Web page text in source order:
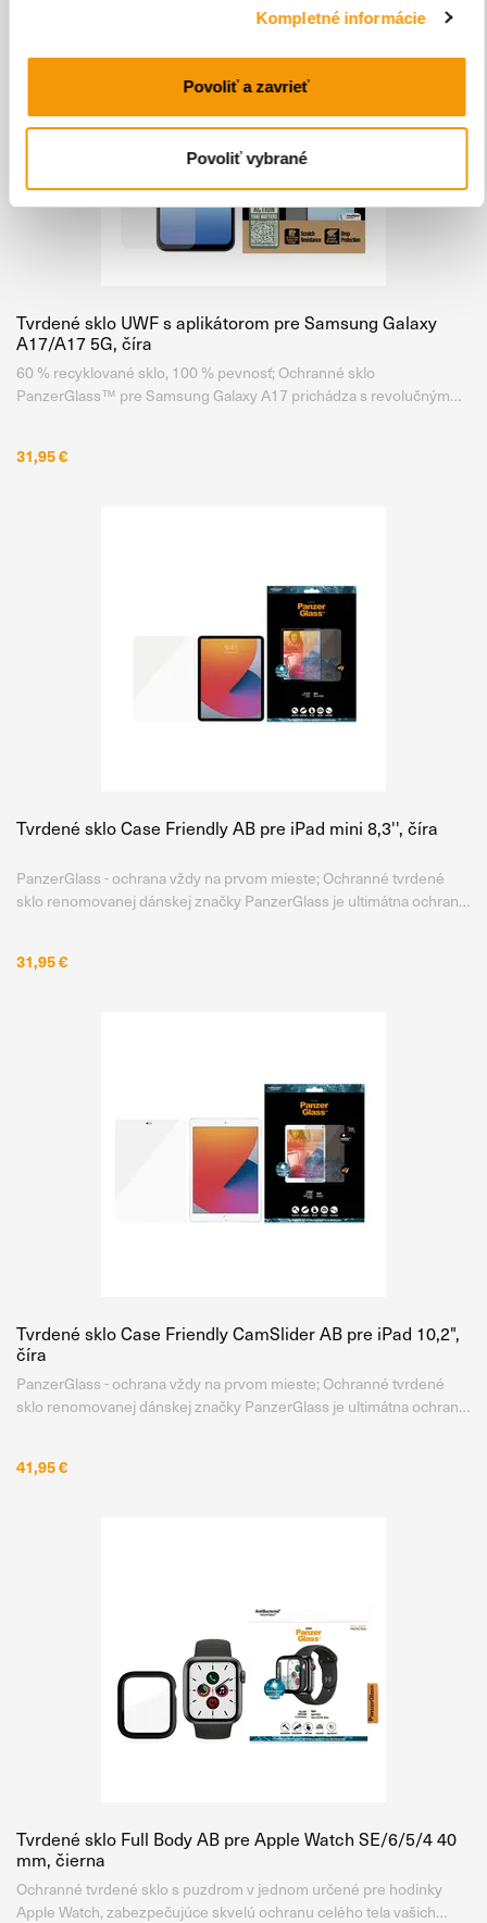
Kompletné informácie
Povoliť a zavrieť
Povoliť vybrané
Tvrdené sklo UWF s aplikátorom pre Samsung Galaxy
A17/A17 5G, číra
60 % recyklované sklo, 100 % pevnosť; Ochranné sklo
PanzerGlass™ pre Samsung Galaxy A17 prichádza s revolučným
zachováva
31,95 €
Tvrdené sklo Case Friendly AB pre iPad mini 8,3'', číra
PanzerGlass - ochrana vždy na prvom mieste; Ochranné tvrdené
sklo renomovanej dánskej značky PanzerGlass je ultimátna ochrana
31,95 €
Tvrdené sklo Case Friendly CamSlider AB pre iPad 10,2",
číra
PanzerGlass - ochrana vždy na prvom mieste; Ochranné tvrdené
sklo renomovanej dánskej značky PanzerGlass je ultimátna ochrana
41,95 €
Tvrdené sklo Full Body AB pre Apple Watch SE/6/5/4 40
mm, čierna
Ochranné tvrdené sklo s puzdrom v jednom určené pre hodinky
Apple Watch, zabezpečujúce skvelú ochranu celého tela vašich